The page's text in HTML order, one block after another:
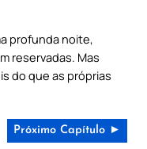
profunda noite,
reservadas. Mas
do que as próprias
Próximo Capítulo ►